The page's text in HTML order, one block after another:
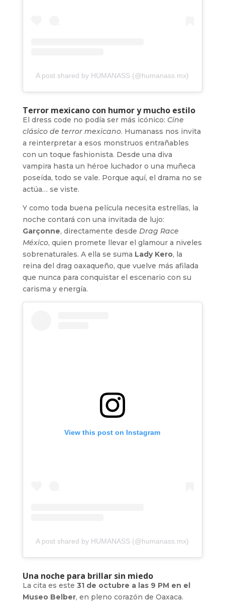
A post shared by HUMANASS (@humanass.mx)
Terror mexicano con humor y mucho estilo
El dress code no podía ser más icónico: Cine
clásico de terror mexicano. Humanass nos invita
a reinterpretar a esos monstruos entrañables
con un toque fashionista. Desde una diva
vampira hasta un héroe luchador o una muñeca
poseída, todo se vale. Porque aquí, el drama no se
actúa… se viste.
Y como toda buena película necesita estrellas, la
noche contará con una invitada de lujo:
Garçonne, directamente desde Drag Race
México, quien promete llevar el glamour a niveles
sobrenaturales. A ella se suma Lady Kero, la
reina del drag oaxaqueño, que vuelve más afilada
que nunca para conquistar el escenario con su
carisma y energía.
View this post on Instagram
A post shared by HUMANASS (@humanass.mx)
Una noche para brillar sin miedo
La cita es este 31 de octubre a las 9 PM en el
Museo Belber, en pleno corazón de Oaxaca.